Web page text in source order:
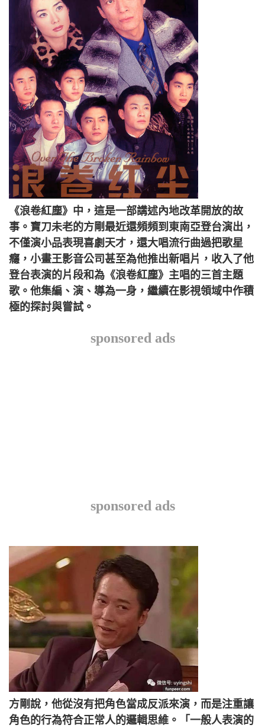
《浪卷紅塵》中，這是一部講述內地改革開放的故
事。寶刀未老的方剛最近還頻頻到東南亞登台演出，
不僅演小品表現喜劇天才，還大唱流行曲過把歌星
癮，小畫王影音公司甚至為他推出新唱片，收入了他
登台表演的片段和為《浪卷紅塵》主唱的三首主題
歌。他集編、演、導為一身，繼續在影視領域中作積
極的探討與嘗試。
sponsored ads
sponsored ads
方剛說，他從沒有把角色當成反派來演，而是注重讓
角色的行為符合正常人的邏輯思維。「一般人表演的